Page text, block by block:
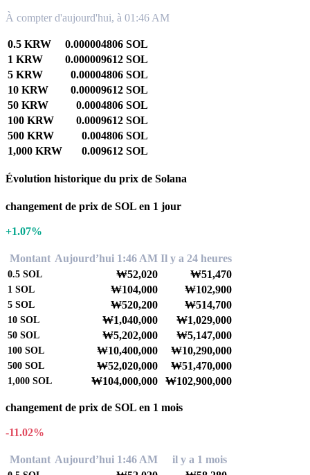
À compter d'aujourd'hui, à 01:46 AM
0.5 KRW
0.000004806 SOL
1 KRW
0.000009612 SOL
5 KRW
0.00004806 SOL
10 KRW
0.00009612 SOL
50 KRW
0.0004806 SOL
100 KRW
0.0009612 SOL
500 KRW
0.004806 SOL
1,000 KRW
0.009612 SOL
Évolution historique du prix de Solana
changement de prix de SOL en 1 jour
+1.07%
Montant Aujourd’hui 1:46 AM Il y a 24 heures
0.5 SOL ₩52,020 ₩51,470
1 SOL ₩104,000 ₩102,900
5 SOL ₩520,200 ₩514,700
10 SOL ₩1,040,000 ₩1,029,000
50 SOL ₩5,202,000 ₩5,147,000
100 SOL ₩10,400,000 ₩10,290,000
500 SOL ₩52,020,000 ₩51,470,000
1,000 SOL ₩104,000,000 ₩102,900,000
changement de prix de SOL en 1 mois
-11.02%
Montant Aujourd’hui 1:46 AM il y a 1 mois